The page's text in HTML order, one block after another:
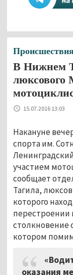
В Нижнем
люксового
15.07.2016 13:03
Накануне
спорта им.
участием
сообщает
Тагила,
которого
перестроении
столкновение
котором
оказания